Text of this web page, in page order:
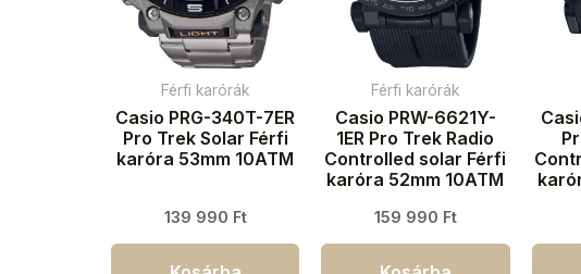
Férfi karórák
Casio PRG-340T-7ER
Pro Trek Solar Férfi
karóra 53mm 10ATM
139 990 Ft
Férfi karórák
Casio PRW-6621Y-
1ER Pro Trek Radio
Controlled solar Férfi
karóra 52mm 10ATM
159 990 Ft